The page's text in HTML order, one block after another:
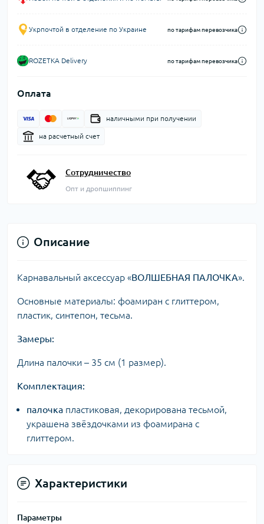
Укрпочтой в отделение по Украине по тарифам перевозчика
ROZETKA Delivery по тарифам перевозчика
Оплата
наличными при получении
на расчетный счет
Сотрудничество
Опт и дропшиппинг
Описание
Карнавальный аксессуар «ВОЛШЕБНАЯ ПАЛОЧКА».
Основные материалы: фоамиран с глиттером,
пластик, синтепон, тесьма.
Замеры:
Длина палочки – 35 см (1 размер).
Комплектация:
палочка пластиковая, декорирована тесьмой,
украшена звёздочками из фоамирана с
глиттером.
Характеристики
Параметры